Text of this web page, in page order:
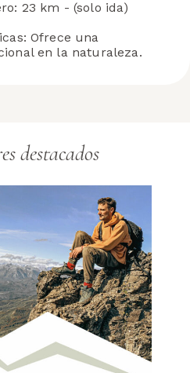
23 km - (solo ida)
Ofrece una
en la naturaleza.
destacados